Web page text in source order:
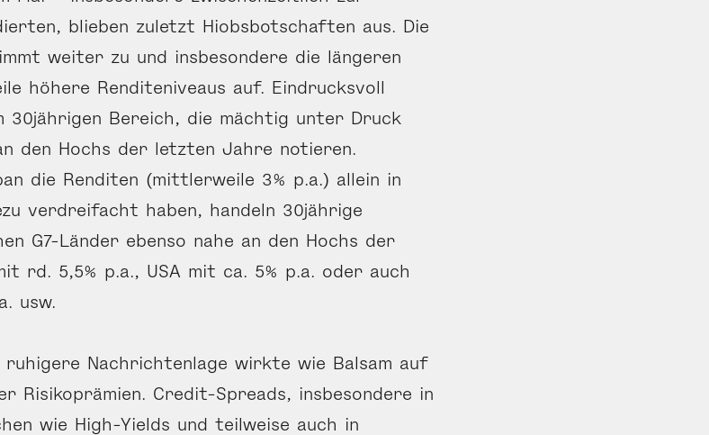
blieben zuletzt Hiobsbotschaften aus. Die
weiter zu und insbesondere die längeren
höhere Renditeniveaus auf. Eindrucksvoll
30jährigen Bereich, die mächtig unter Druck
den Hochs der letzten Jahre notieren.
die Renditen (mittlerweile 3% p.a.) allein in
verdreifacht haben, handeln 30jährige
G7-Länder ebenso nahe an den Hochs der
rd. 5,5% p.a., USA mit ca. 5% p.a. oder auch
usw.
ruhigere Nachrichtenlage wirkte wie Balsam auf
Risikoprämien. Credit-Spreads, insbesondere in
wie High-Yields und teilweise auch in